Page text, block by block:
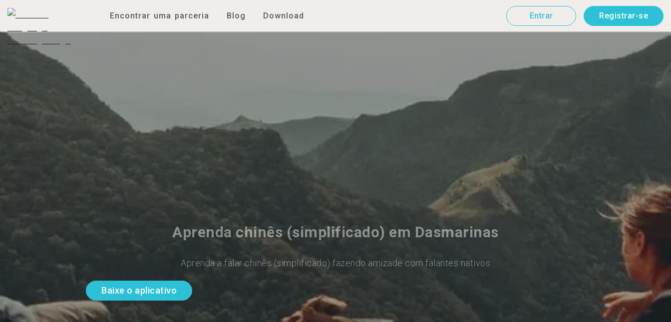
Encontrar uma parceria Blog Download Entrar Registrar-se
Aprenda chinês (simplificado) em Dasmarinas
Aprenda a falar chinês (simplificado) fazendo amizade com falantes nativos
Baixe o aplicativo